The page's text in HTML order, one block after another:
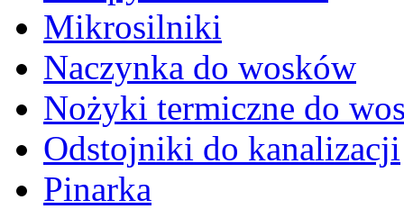
Mikrosilniki
Naczynka do wosków
Nożyki termiczne do
Odstojniki do kanalizacji
Pinarka